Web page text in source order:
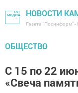
НОВОСТИ
Газета "Посинформ"
ОБЩЕСТВО
С 15 по 22
«Свеча